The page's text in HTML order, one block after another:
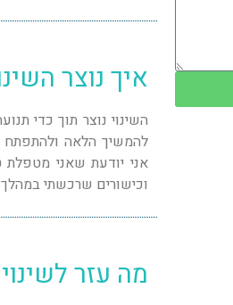
איך נוצר
השינוי נוצר תוך כדי
להמשיך הלאה ולהתפתח
אני יודעת שאני מטפלת
וכישורים שרכשתי
מה עזר